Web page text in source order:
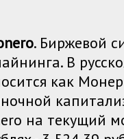
. Биржевой
В
как
на текущий